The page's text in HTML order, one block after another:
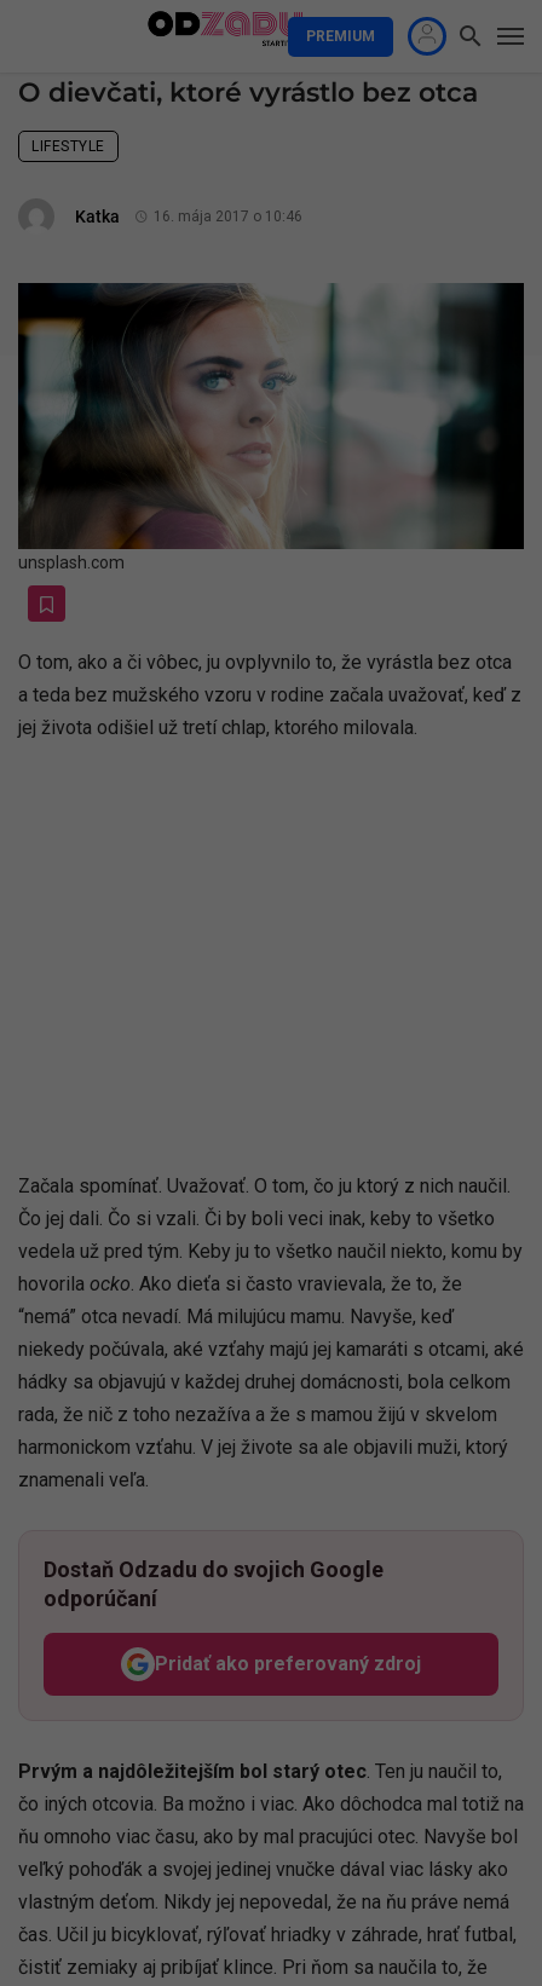
PREMIUM
O dievčati, ktoré vyrástlo bez otca
LIFESTYLE
Katka 16. mája 2017 o 10:46
unsplash.com
O tom, ako a či vôbec, ju ovplyvnilo to, že vyrástla bez otca
a teda bez mužského vzoru v rodine začala uvažovať, keď z
jej života odišiel už tretí chlap, ktorého milovala.
Začala spomínať. Uvažovať. O tom, čo ju ktorý z nich naučil.
Čo jej dali. Čo si vzali. Či by boli veci inak, keby to všetko
vedela už pred tým. Keby ju to všetko naučil niekto, komu by
hovorila ocko . Ako dieťa si často vravievala, že to, že
“nemá” otca nevadí. Má milujúcu mamu. Navyše, keď
niekedy počúvala, aké vzťahy majú jej kamaráti s otcami, aké
hádky sa objavujú v každej druhej domácnosti, bola celkom
rada, že nič z toho nezažíva a že s mamou žijú v skvelom
harmonickom vzťahu. V jej živote sa ale objavili muži, ktorý
znamenali veľa.
Dostaň Odzadu do svojich Google
odporúčaní
Pridať ako preferovaný zdroj
Odzadu, odkaz sa otvorí v
Prvým a najdôležitejším bol starý otec . Ten ju naučil to,
čo iných otcovia. Ba možno i viac. Ako dôchodca mal totiž na
ňu omnoho viac času, ako by mal pracujúci otec. Navyše bol
veľký pohoďák a svojej jedinej vnučke dával viac lásky ako
vlastným deťom. Nikdy jej nepovedal, že na ňu práve nemá
čas. Učil ju bicyklovať, rýľovať hriadky v záhrade, hrať futbal,
čistiť zemiaky aj pribíjať klince. Pri ňom sa naučila to, že